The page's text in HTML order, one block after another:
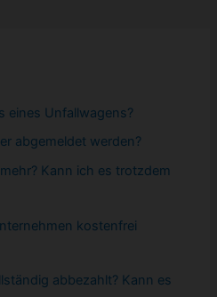
eines Unfallwagens?
abgemeldet werden?
Kann ich es trotzdem
kostenfrei
abbezahlt? Kann es